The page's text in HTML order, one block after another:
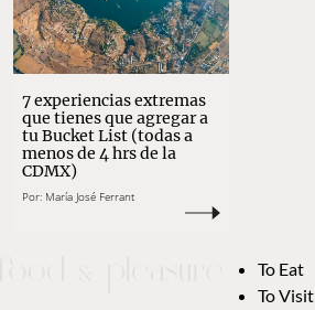
7 experiencias extremas
que tienes que agregar a
tu Bucket List (todas a
menos de 4 hrs de la
CDMX)
Por: María José Ferrant
To Eat
To Visit